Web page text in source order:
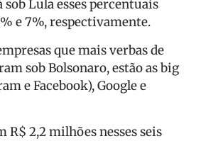
sob Lula esses percentuais
e 7%, respectivamente.
que mais verbas de
sob Bolsonaro, estão as big
e Facebook), Google e
R$ 2,2 milhões nesses seis